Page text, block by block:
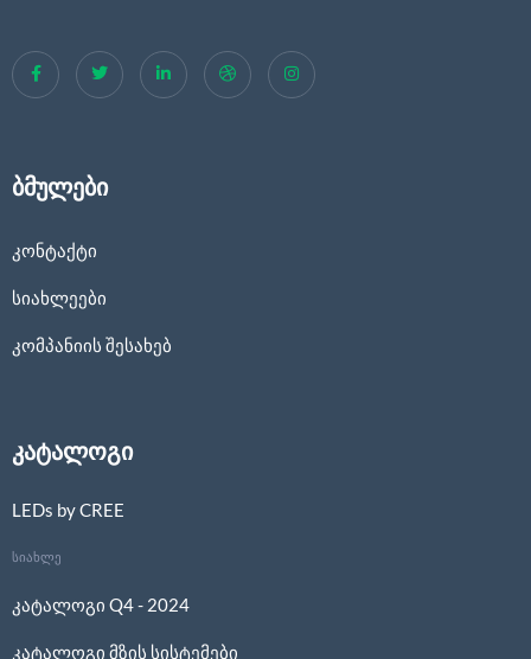
ბმულები
კონტაქტი
სიახლეები
კომპანიის შესახებ
კატალოგი
LEDs by CREE
სიახლე
კატალოგი Q4 - 2024
კატალოგი მზის სისტემები